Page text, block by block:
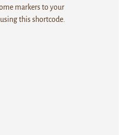
markers to your
this shortcode.